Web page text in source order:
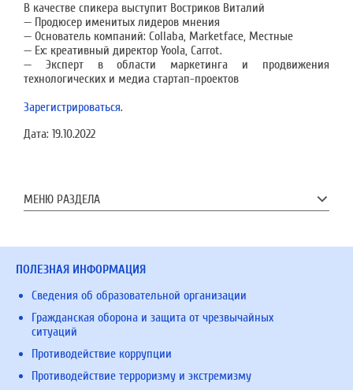
В качестве спикера выступит Востриков Виталий
— Продюсер именитых лидеров мнения
— Основатель компаний: Collaba, Marketface, Местные
— Ex: креативный директор Yoola, Carrot.
— Эксперт в области маркетинга и продвижения
технологических и медиа стартап-проектов
Зарегистрироваться.
Дата: 19.10.2022
МЕНЮ РАЗДЕЛА
ПОЛЕЗНАЯ ИНФОРМАЦИЯ
Сведения об образовательной организации
Гражданская оборона и защита от чрезвычайных
ситуаций
Противодействие коррупции
Противодействие терроризму и экстремизму